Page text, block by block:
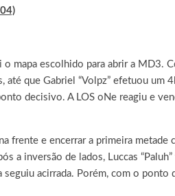
mapa escolhido para abrir a MD3.
que Gabriel “Volpz” efetuou um
decisivo. A LOS oNe reagiu e
frente e encerrar a primeira metade
a inversão de lados, Luccas
acirrada. Porém, com o ponto